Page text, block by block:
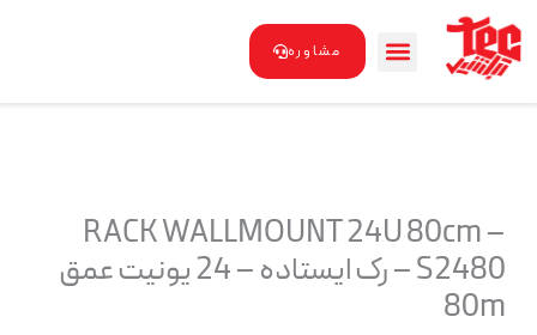
محتوا
مشاوره
RACK WALLMOUNT 24U 80cm –
S2480 – رک ایستاده – 24 یونیت عمق
80m